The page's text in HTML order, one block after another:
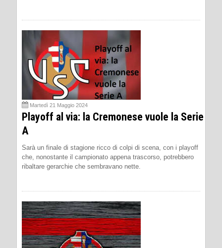
Martedì 21 Maggio 2024
Playoff al via: la Cremonese vuole la Serie
A
Sarà un finale di stagione ricco di colpi di scena, con i playoff
che, nonostante il campionato appena trascorso, potrebbero
ribaltare gerarchie che sembravano nette.